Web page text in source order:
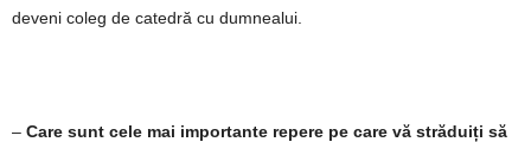
deveni coleg de catedră cu dumnealui.
– Care sunt cele mai importante repere pe care vă străduiți să